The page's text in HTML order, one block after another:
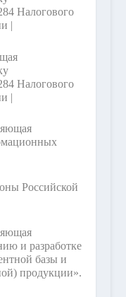
Налогового
|
Налогового
|
Российской
и разработке
базы и
продукции».